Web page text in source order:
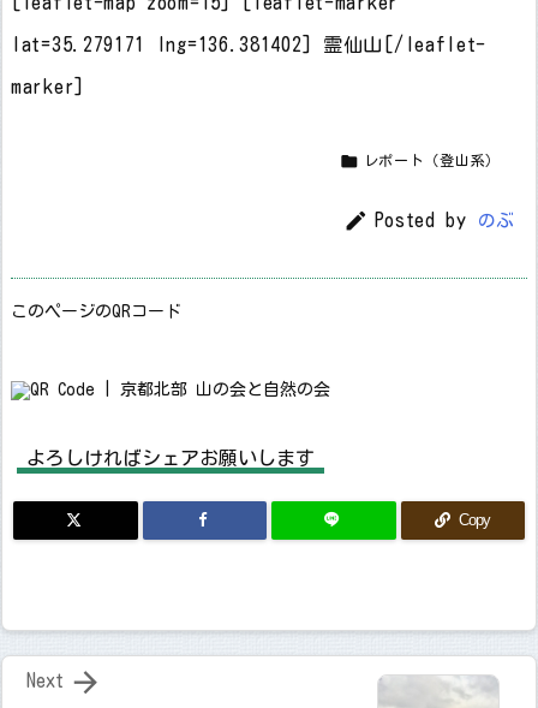
lat=35.279171 lng=136.381402] 霊仙山[/leaflet-
marker]
 レポート（登山系）
 Posted by のぶ
このページのQRコード
よろしければシェアお願いします
Copy

Next